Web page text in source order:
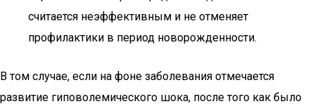
считается неэффективным и не отменяет
профилактики в период новорожденности.
В том случае, если на фоне заболевания отмечается
развитие гиповолемического шока, после того как было